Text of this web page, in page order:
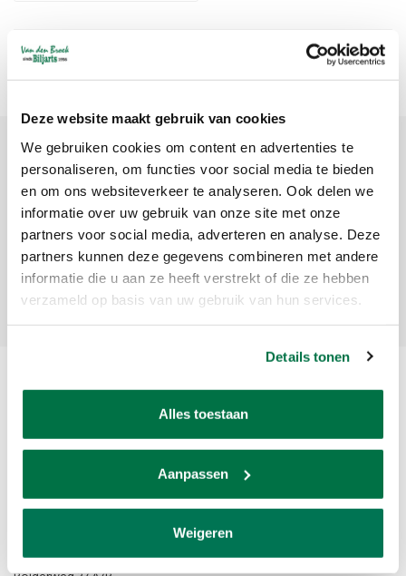
Deze website maakt gebruik van cookies
We gebruiken cookies om content en advertenties te
personaliseren, om functies voor social media te bieden
en om ons websiteverkeer te analyseren. Ook delen we
informatie over uw gebruik van onze site met onze
partners voor social media, adverteren en analyse. Deze
partners kunnen deze gegevens combineren met andere
informatie die u aan ze heeft verstrekt of die ze hebben
verzameld op basis van uw gebruik van hun services.
Details tonen
Alles toestaan
Aanpassen
Weigeren
Meest bekeken 1
Meld je aan voor onze nieuwsbrief
Ontvang de laatste updates, nieuws en aanbiedingen via email
Abonneer
Van den Broek Biljarts staat voor kwaliteit, vakmanschap en service.
Van den Broek Biljarts